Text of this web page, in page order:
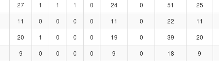
27 1 1 1 0 24 0 51 25
11 0 0 0 0 11 0 22 11
20 1 0 0 0 19 0 39 20
9 0 0 0 0 9 0 18 9